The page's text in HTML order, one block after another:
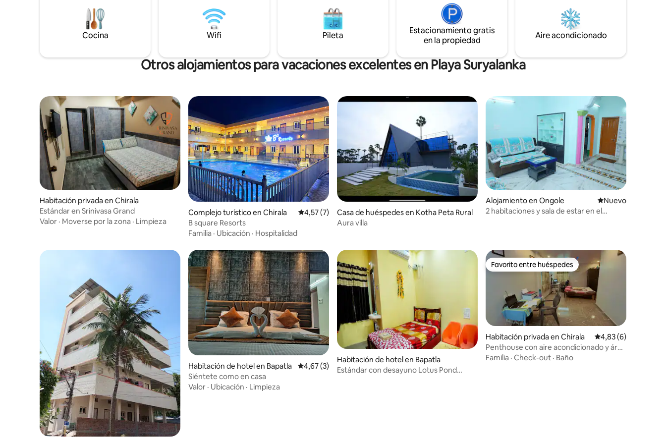
Cocina Wifi Pileta
Estacionamiento gratis
en la propiedad
Aire acondicionado
Otros alojamientos para vacaciones excelentes en Playa Suryalanka
Habitación privada en Chirala
Estándar en Srinivasa Grand
Valor · Moverse por la zona · Limpieza
Complejo turístico en Chirala Calificación promedio: 4,57 de 5. 7 evaluaciones
4,57 (7)
B square Resorts
Familia · Ubicación · Hospitalidad
Casa de huéspedes en Kotha Peta Rural
Aura villa
Alojamiento en Ongole Lugar nuevo para
Nuevo
2 habitaciones y sala de estar en el
Habitación de hotel en Bapatla Calificación promedio: 4,67 de 5. 3 evaluaciones
4,67 (3)
Siéntete como en casa
Valor · Ubicación · Limpieza
Habitación de hotel en Bapatla
Estándar con desayuno Lotus Pond
Favorito entre huéspedes
Favorito entre huéspedes
Habitación privada en Chirala Calificación
4,83 (6)
Penthouse con aire acondicionado y área
abierta
Familia · Check-out · Baño